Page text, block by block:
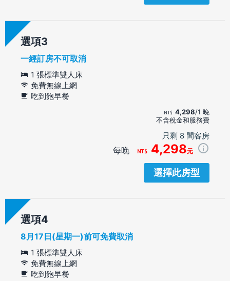
選項
一經訂房不可取消
1 張標準雙人床
免費無線上網
吃到飽早餐
4,298/1 晚
不含稅金和服務費
只剩 8 間客房
每晚 4,298元
選擇此房型
選項
8月17日(星期一)前可免費取消
1 張標準雙人床
免費無線上網
吃到飽早餐